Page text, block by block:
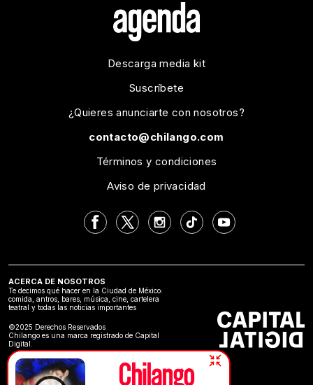
Descarga media kit
Suscríbete
¿Quieres anunciarte con nosotros?
contacto@chilango.com
Términos y condiciones
Aviso de privacidad
ACERCA DE NOSOTROS
Te decimos qué hacer en la Ciudad de México:
comida, antros, bares, música, cine, cartelera
teatral y todas las noticias importantes
©2025 Derechos Reservados
Chilango es una marca registrado de Capital
Digital.